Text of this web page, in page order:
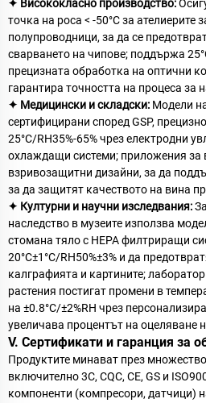
✦ Висококласно производство:
точка на роса < -50°C за ателиерите
полупроводници, за да се
сварването на чипове; поддържа
прецизната обработка на оптични
гарантира точността на процеса за
✦ Медицински и складски: Модели
сертифицирани според GSP,
25°C/RH35%-65% чрез електродни
охлаждащи системи; приложения за
взривозащитни дизайни, за да
за да защитят качеството на вина
✦ Културни и научни изследвания:
наследство в музеите използва
стомана тяло с HEPA филтриращи
20°C±1°C/RH50%±3% и да
калграфията и картините;
растения постигат промени в
на ±0.8°C/±2%RH чрез
увеличава процентът на оцеляване
V. Сертификати и гаранция за
Продуктите минават през
включително 3C, CQC, CE, GS и
компоненти (компресори, датчици)